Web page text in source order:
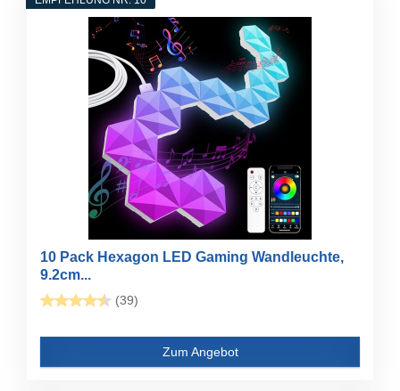
10 Pack Hexagon LED Gaming Wandleuchte,
9.2cm...
(39)
Zum Angebot